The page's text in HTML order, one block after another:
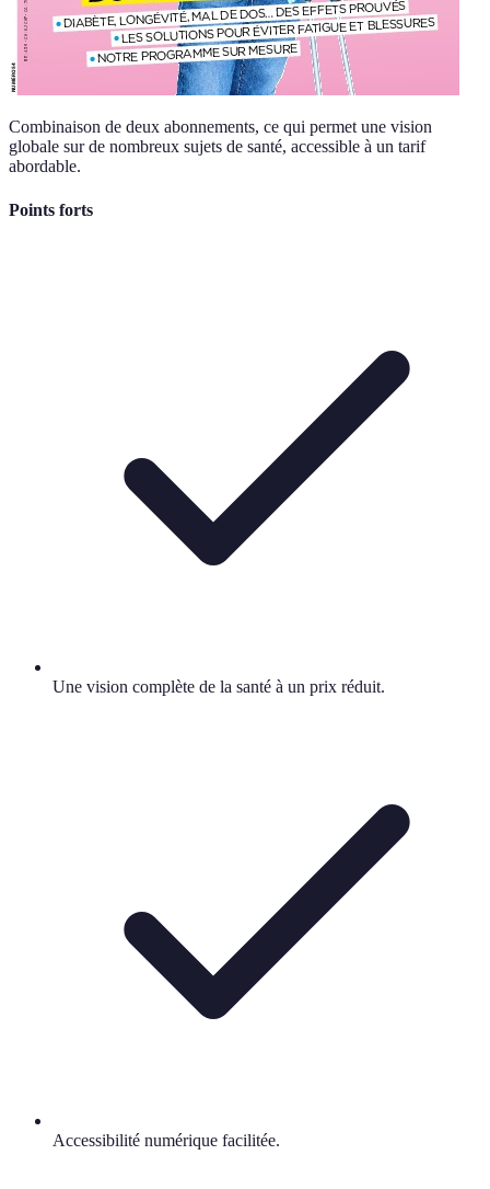
Combinaison de deux abonnements, ce qui permet une vision
globale sur de nombreux sujets de santé, accessible à un tarif
abordable.
Points forts
Une vision complète de la santé à un prix réduit.
Accessibilité numérique facilitée.